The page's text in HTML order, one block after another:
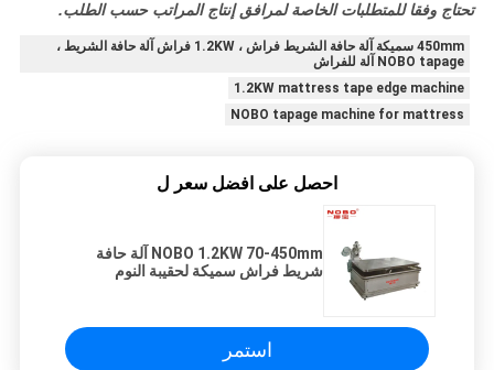
تحتاج وفقا للمتطلبات الخاصة لمرافق إنتاج المراتب حسب الطلب.
450mm سميكة آلة حافة الشريط فراش ، 1.2KW فراش آلة حافة الشريط ،
NOBO tapage آلة للفراش
1.2KW mattress tape edge machine
NOBO tapage machine for mattress
احصل على افضل سعر ل
NOBO 1.2KW 70-450mm آلة حافة
شريط فراش سميكة لحقيبة النوم
استمر